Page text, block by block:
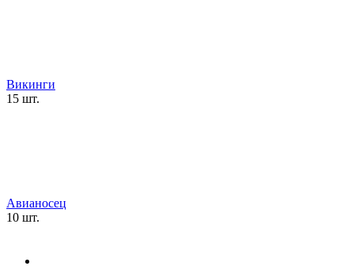
Викинги
15 шт.
Авианосец
10 шт.